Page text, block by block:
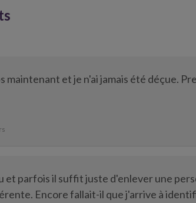
maintenant et je n'ai jamais été déçue.
et parfois il suffit juste d'enlever une
Encore fallait-il que j'arrive à